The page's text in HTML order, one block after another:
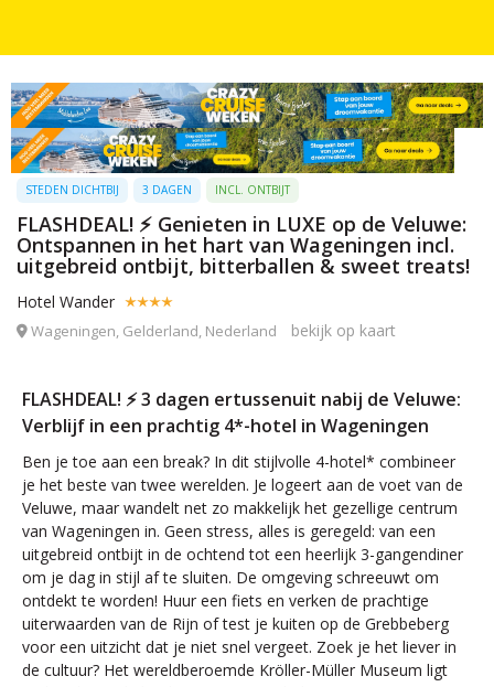
STEDEN DICHTBIJ 3 DAGEN INCL. ONTBIJT
FLASHDEAL! ⚡ Genieten in LUXE op de Veluwe:
Ontspannen in het hart van Wageningen incl.
uitgebreid ontbijt, bitterballen & sweet treats!
Hotel Wander
Wageningen, Gelderland, Nederland bekijk op kaart
FLASHDEAL! ⚡ 3 dagen ertussenuit nabij de Veluwe:
Verblijf in een prachtig 4*-hotel in Wageningen
Ben je toe aan een break? In dit stijlvolle 4-hotel* combineer
je het beste van twee werelden. Je logeert aan de voet van de
Veluwe, maar wandelt net zo makkelijk het gezellige centrum
van Wageningen in. Geen stress, alles is geregeld: van een
uitgebreid ontbijt in de ochtend tot een heerlijk 3-gangendiner
om je dag in stijl af te sluiten. De omgeving schreeuwt om
ontdekt te worden! Huur een fiets en verken de prachtige
uiterwaarden van de Rijn of test je kuiten op de Grebbeberg
voor een uitzicht dat je niet snel vergeet. Zoek je het liever in
de cultuur? Het wereldberoemde Kröller-Müller Museum ligt